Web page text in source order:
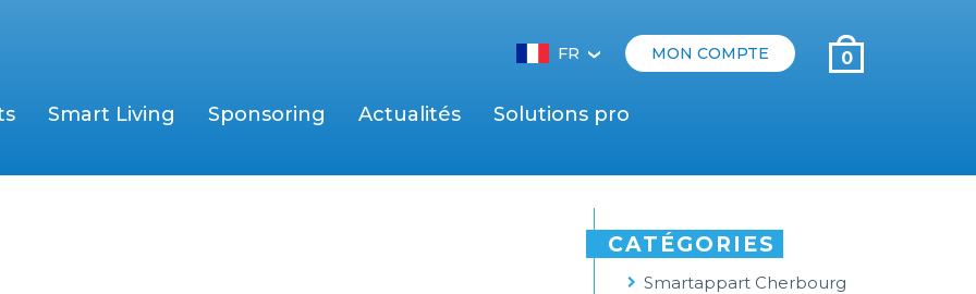
FR‹ MON COMPTE 0
Smart Living Sponsoring Actualités Solutions pro
CATÉGORIES
Smartappart Cherbourg